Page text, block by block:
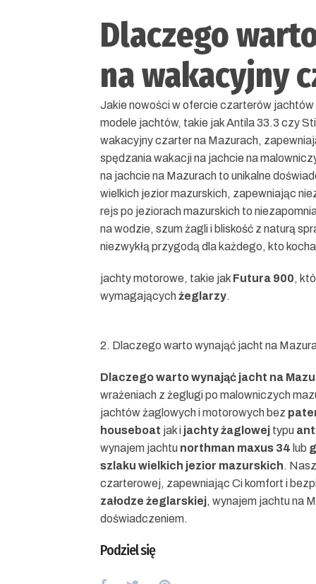
Dlaczego
na wakacyjny
Jakie nowości w ofercie czarterów
modele jachtów, takie jak Antila 33.3 czy
wakacyjny czarter na Mazurach,
spędzania wakacji na jachcie na
na jachcie na Mazurach to unikalne
wielkich jezior mazurskich, zapewniając
rejs po jeziorach mazurskich to
na wodzie, szum żagli i bliskość z naturą
niezwykłą przygodą dla każdego, kto
jachty motorowe, takie jak Futura 900,
wymagającychżeglarzy.
2. Dlaczego warto wynająć jacht na
Dlaczego warto wynająć jacht na
wrażeniach z żeglugi po malowniczych
jachtów żaglowych i motorowych bez
houseboat jak i jachty żaglowej typu
wynajem jachtu northman maxus 34 lub
szlaku wielkich jezior mazurskich. Nasz
czarterowej, zapewniając Ci komfort i
załodze żeglarskiej, wynajem jachtu na
doświadczeniem.
Podziel się